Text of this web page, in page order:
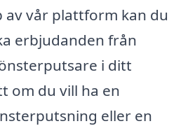
av vår plattform kan du
erbjudanden från
i ditt
om du vill ha en
eller en